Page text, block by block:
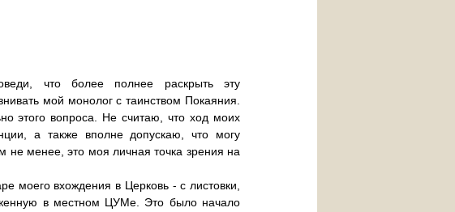
что более полнее раскрыть эту
мой монолог с таинством Покаяния.
этого вопроса. Не считаю, что ход моих
а также вполне допускаю, что могу
не менее, это моя личная точка зрения на
моего вхождения в Церковь - с листовки,
в местном ЦУМе. Это было начало